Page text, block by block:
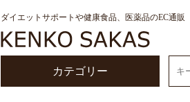
ダイエットサポートや健康食品、医薬品のEC通販
カテゴリー